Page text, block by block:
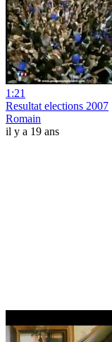
1:21
Resultat elections 2007
Romain
il y a 19 ans